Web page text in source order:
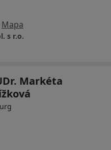
Mapa
s r.o.
Markéta